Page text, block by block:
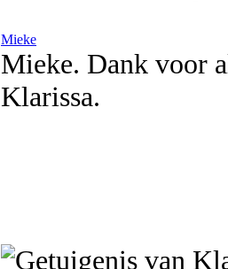
Mieke
Mieke. Dank voor
Klarissa.